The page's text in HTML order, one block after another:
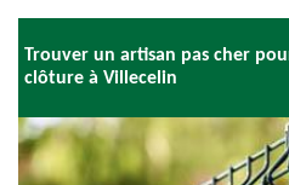
Trouver un artisan pas cher
clôture à Villecelin